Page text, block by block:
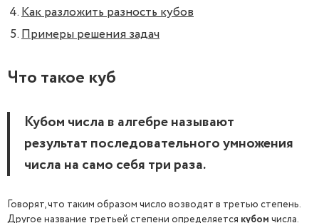
Как разложить разность кубов
Примеры решения задач
Что такое куб
Кубом числа в алгебре называют
результат последовательного умножения
числа на само себя три раза.
Говорят, что таким образом число возводят в третью степень.
Другое название третьей степени определяется кубом числа.